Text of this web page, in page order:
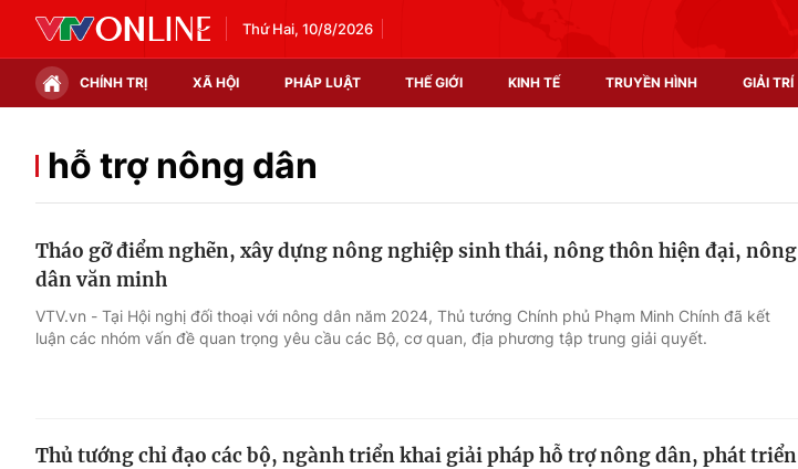
Thứ Hai, 10/8/2026
CHÍNH TRỊ XÃ HỘI PHÁP LUẬT THẾ GIỚI KINH TẾ TRUYỀN HÌNH GIẢI TRÍ
Chính trị
Tin tức
Thế giới đó đây
Câu chuyện quốc tế
Thị trường
Góc doanh nghiệp
Hậu trường
Nhân vật
hỗ trợ nông dân
Tháo gỡ điểm nghẽn, xây dựng nông nghiệp sinh thái, nông thôn hiện đại, nông
dân văn minh
VTV.vn - Tại Hội nghị đối thoại với nông dân năm 2024, Thủ tướng Chính phủ Phạm Minh Chính đã kết
luận các nhóm vấn đề quan trọng yêu cầu các Bộ, cơ quan, địa phương tập trung giải quyết.
Thủ tướng chỉ đạo các bộ, ngành triển khai giải pháp hỗ trợ nông dân, phát triển